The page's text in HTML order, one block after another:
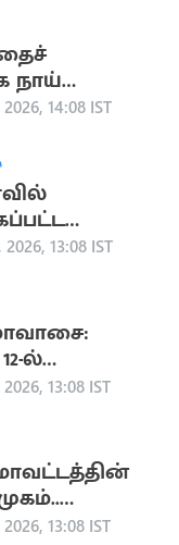
நாய்
குடிக்க
14:08 IST
கார்
13:08 IST
ல்
13:08 IST
மாவட்டத்தின்
13:08 IST